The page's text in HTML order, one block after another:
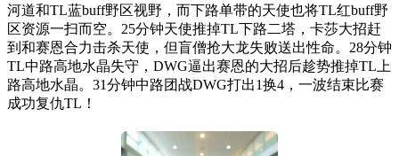
河道和TL蓝buff野区视野，而下路单带的天使也将TL红buff野
区资源一扫而空。25分钟天使推掉TL下路二塔，卡莎大招赶
到和赛恩合力击杀天使，但盲僧抢大龙失败送出性命。28分钟
TL中路高地水晶失守，DWG逼出赛恩的大招后趁势推掉TL上
路高地水晶。31分钟中路团战DWG打出1换4，一波结束比赛
成功复仇TL！